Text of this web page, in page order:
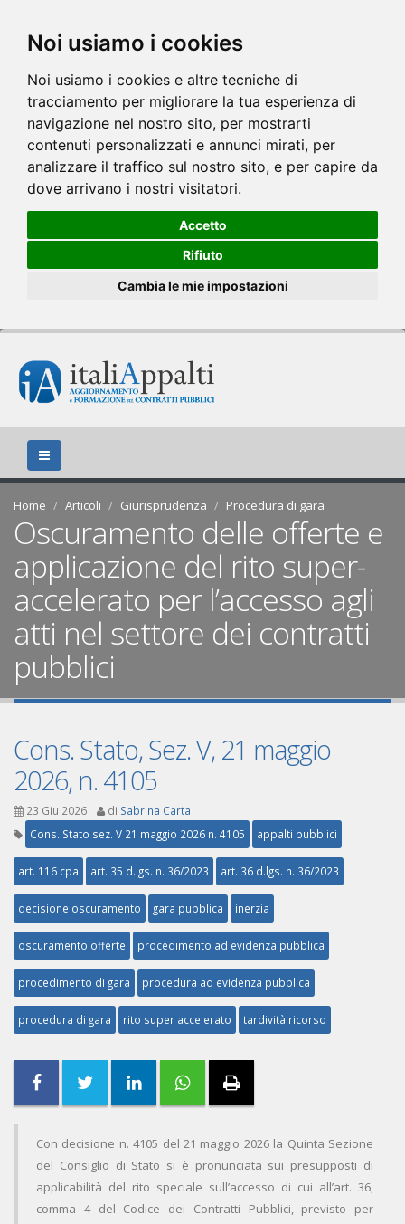
Noi usiamo i cookies
Noi usiamo i cookies e altre tecniche di
tracciamento per migliorare la tua esperienza di
navigazione nel nostro sito, per mostrarti
contenuti personalizzati e annunci mirati, per
analizzare il traffico sul nostro sito, e per capire da
dove arrivano i nostri visitatori.
Accetto
Rifiuto
Cambia le mie impostazioni
Home Articoli Giurisprudenza Procedura di gara
Oscuramento delle offerte e
applicazione del rito super-
accelerato per l’accesso agli
atti nel settore dei contratti
pubblici
Cons. Stato, Sez. V, 21 maggio
2026, n. 4105
23 Giu 2026 di Sabrina Carta
Cons. Stato sez. V 21 maggio 2026 n. 4105
appalti pubblici
art. 116 cpa art. 35 d.lgs. n. 36/2023 art. 36 d.lgs. n. 36/2023
decisione oscuramento gara pubblica inerzia
oscuramento offerte procedimento ad evidenza pubblica
procedimento di gara procedura ad evidenza pubblica
procedura di gara rito super accelerato tardività ricorso
Con decisione n. 4105 del 21 maggio 2026 la Quinta Sezione
del Consiglio di Stato si è pronunciata sui presupposti di
applicabilità del rito speciale sull’accesso di cui all’art. 36,
comma 4 del Codice dei Contratti Pubblici, previsto per